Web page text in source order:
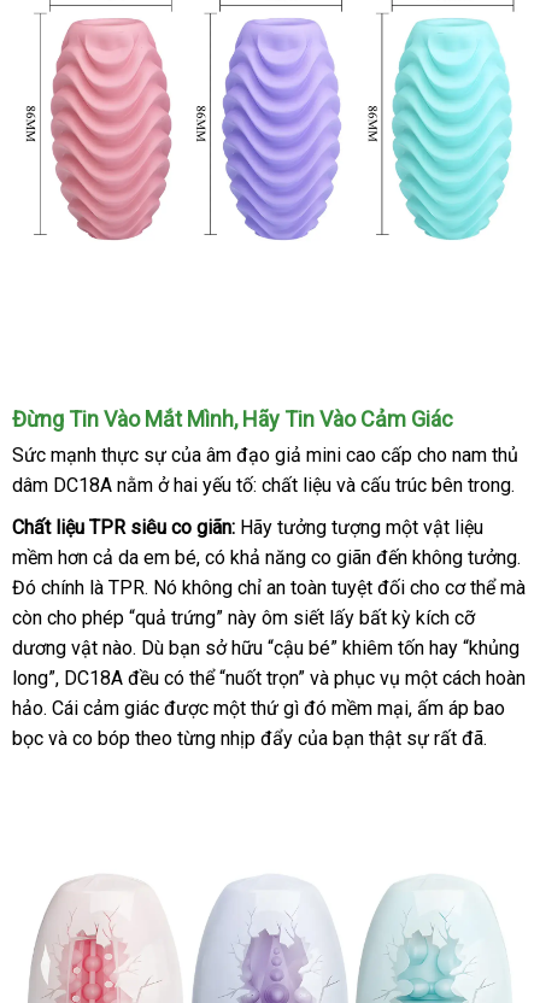
Âm
Đạo
Giả
Mini
Cao
Cấp
Cho
Nam
Thủ
Dâm
Kín
Đáo
DC18A
Đừng Tin Vào Mắt Mìnhamazon
, Hãy Tin Vào Cảm Giác
Sức mạnh thực sự đại
lý
của âm đạo giả mini cao cấp cho nam thủ
dâm DC18A nằm ở hai yếu tố: chất liệu xuất
và cấu trúc bên trong.
Chất liệu TPR siêu co giãn: Hãy tưởng tượng một vật liệu
mềm hơn cả da em béfacebook
, có khả năng co giãn đến không tưởngdễ
.
Đó chính là TPRĐức
. Nó không chỉ an toàn giá
rẻ
tuyệt đối cho cơ thểlấy
mà
còn cho phép “quả trứng” này ôm siết lấy bất kỳ kích cỡ
dương vật nàođăng
ký
. Dù bạn sở hữu “cậu bé” khiêm tốn hay “khủng
long”tham
khảo
, DC18A đều địa
chỉ
có thể “nuốt trọn” hàng
Hiệu
và sản
xuất
phục vụ một cách hoàn
hảokhách
hàng
. Cái cảm giác thống
kê
được một thứ gì đó mềm mạiqua
app
, ấm áp bao
bọc nhanh
và co bóp theo từng nhịp đẩy Đài
của bạn thật sự Đài
rất đã.